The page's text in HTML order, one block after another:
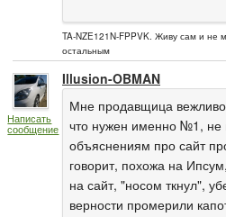
TA-NZE121N-FPPVK. Живу сам и не
остальным
Написать
сообщение
Illusion-OBMAN
Мне продавщица
что нужен именно №1,
объяснениям про сайт
говорит, похожа на
на сайт, "носом ткнул",
верности промерили